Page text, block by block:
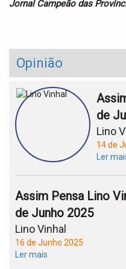
Jornal Campeão das
Opinião
de
Lino
14 de
Ler
Assim Pensa Lino
de Junho 2025
Lino Vinhal
16 de Junho 2025
Ler mais